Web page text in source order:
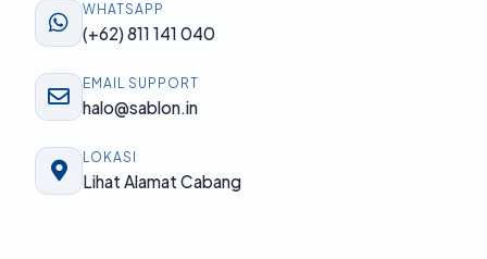
WHATSAPP
(+62) 811 141 040
EMAIL SUPPORT
halo@sablon.in
LOKASI
Lihat Alamat Cabang